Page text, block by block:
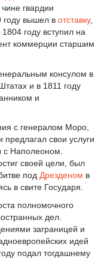
гвардии
году вышел в отставку,
году вступил на
коммерции старшим
консулом в
и в 1811 году
и
с генералом Моро,
свои услуги
с Наполеоном.
своей цели, был
под Дрезденом в
в свите Государя.
полномочного
дел.
заграницей и
идей
подал тогдашнему